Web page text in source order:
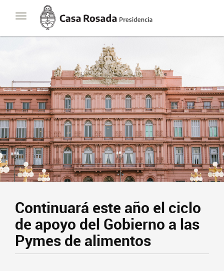
Toggle
navigation
Casa
Rosada
Presidencia
de
Continuará este año el ciclo
de apoyo del Gobierno a las
Pymes de alimentos